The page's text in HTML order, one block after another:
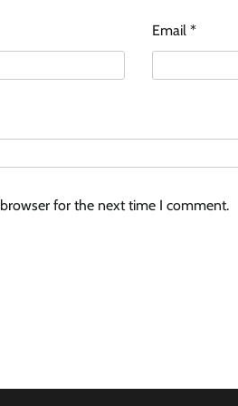
Email*
for the next time I comment.